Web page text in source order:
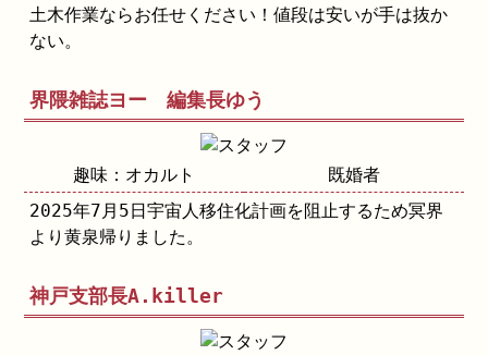
土木作業ならお任せください！値段は安いが手は抜か
ない。
界隈雑誌ヨー 編集長ゆう
趣味：オカルト
既婚者
2025年7月5日宇宙人移住化計画を阻止するため冥界
より黄泉帰りました。
神戸支部長A.killer